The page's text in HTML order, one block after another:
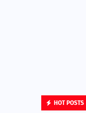
HOT POSTS